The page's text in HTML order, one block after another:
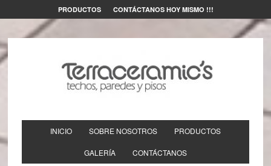
PRODUCTOS CONTÁCTANOS HOY MISMO !!!
INICIO SOBRE NOSOTROS PRODUCTOS
GALERÍA CONTÁCTANOS